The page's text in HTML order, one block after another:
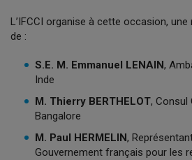
L’IFCCI organise à cette occasion,
de :
S.E. M. Emmanuel LENAIN,
Inde
M. Thierry BERTHELOT, Consul
Bangalore
M. Paul HERMELIN,
Gouvernement français pour les